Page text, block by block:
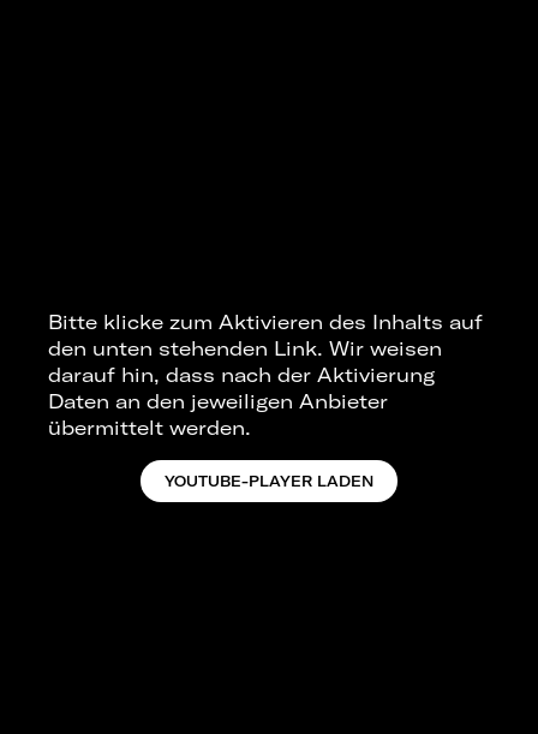
Bitte klicke zum Aktivieren des Inhalts auf
den unten stehenden Link. Wir weisen
darauf hin, dass nach der Aktivierung
Daten an den jeweiligen Anbieter
übermittelt werden.
YOUTUBE-PLAYER LADEN